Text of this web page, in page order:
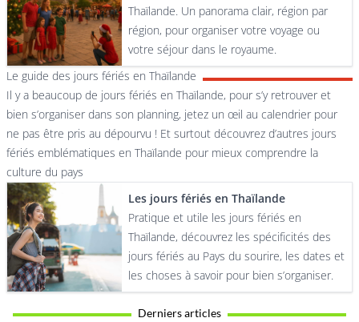
Thaïlande. Un panorama clair, région par
région, pour organiser votre voyage ou
votre séjour dans le royaume.
Le guide des jours fériés en Thaïlande
Il y a beaucoup de jours fériés en Thaïlande, pour s’y retrouver et
bien s’organiser dans son planning, jetez un œil au calendrier pour
ne pas être pris au dépourvu ! Et surtout découvrez d’autres jours
fériés emblématiques en Thaïlande pour mieux comprendre la
culture du pays
Les jours fériés en Thaïlande
Pratique et utile les jours fériés en
Thaïlande, découvrez les spécificités des
jours fériés au Pays du sourire, les dates et
les choses à savoir pour bien s’organiser.
Derniers articles